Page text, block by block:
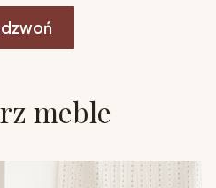
meble